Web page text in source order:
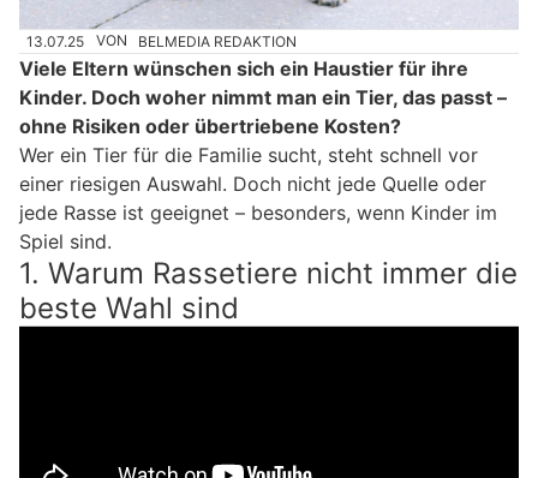
13.07.25 VON BELMEDIA REDAKTION
Viele Eltern wünschen sich ein Haustier für ihre
Kinder. Doch woher nimmt man ein Tier, das passt –
ohne Risiken oder übertriebene Kosten?
Wer ein Tier für die Familie sucht, steht schnell vor
einer riesigen Auswahl. Doch nicht jede Quelle oder
jede Rasse ist geeignet – besonders, wenn Kinder im
Spiel sind.
1. Warum Rassetiere nicht immer die
beste Wahl sind